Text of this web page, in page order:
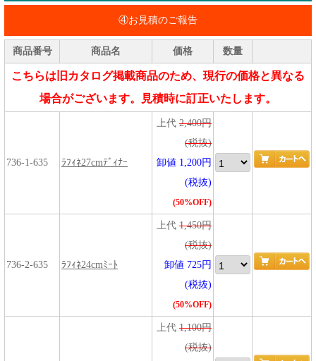
④お見積のご報告
商品番号 商品名 価格 数量
こちらは旧カタログ掲載商品のため、現行の価格と異なる
場合がございます。見積時に訂正いたします。
736-1-635 ﾗﾌｨﾈ27cmﾃﾞｨﾅｰ
上代 2,400円
(税抜)
卸値 1,200円
(税抜)
(50%OFF)
736-2-635 ﾗﾌｨﾈ24cmﾐｰﾄ
上代 1,450円
(税抜)
卸値 725円
(税抜)
(50%OFF)
上代 1,100円
(税抜)